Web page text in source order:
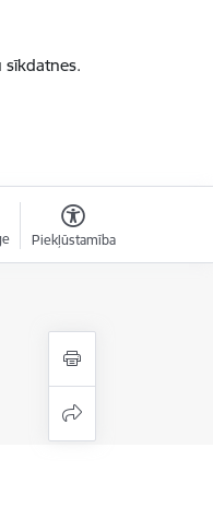
sīkdatnes.
Piekļūstamība